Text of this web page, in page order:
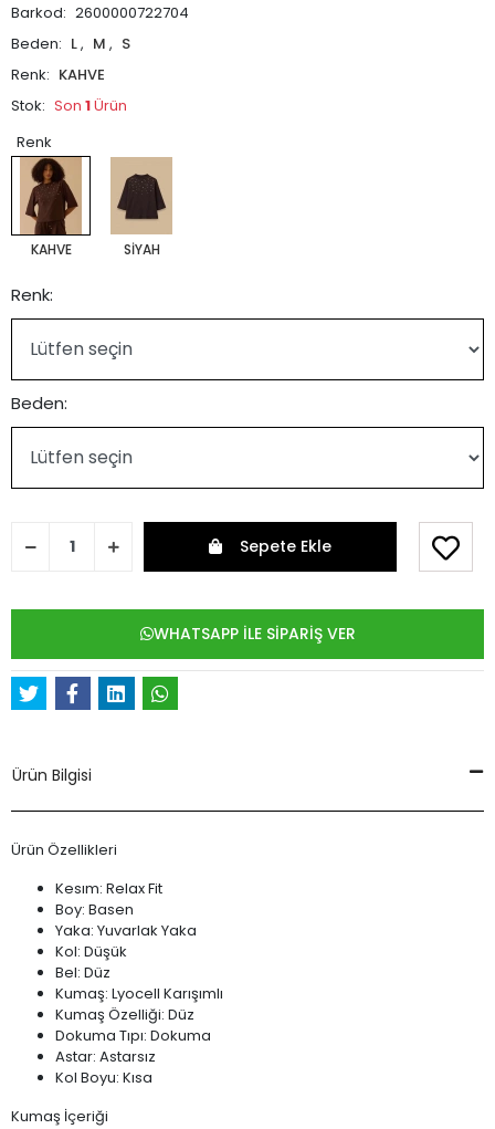
Barkod: 2600000722704
Beden: L, M , S
Renk: KAHVE
Stok: Son 1Ürün
Renk
KAHVE SİYAH
Renk:
Beden:
Sepete Ekle
WHATSAPP İLE SİPARİŞ VER
Ürün Bilgisi
Ürün Özellikleri
Kesım: Relax Fit
Boy: Basen
Yaka: Yuvarlak Yaka
Kol: Düşük
Bel: Düz
Kumaş: Lyocell Karışımlı
Kumaş Özelliği: Düz
Dokuma Tıpı: Dokuma
Astar: Astarsız
Kol Boyu: Kısa
Kumaş İçeriği